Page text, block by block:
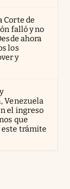
Corte de
falló y no
ahora
los
y
Venezuela
el ingreso
que
este trámite